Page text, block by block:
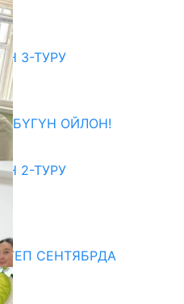
3-ТУРУ
БҮГҮН ОЙЛОН!
2-ТУРУ
СЕНТЯБРДА